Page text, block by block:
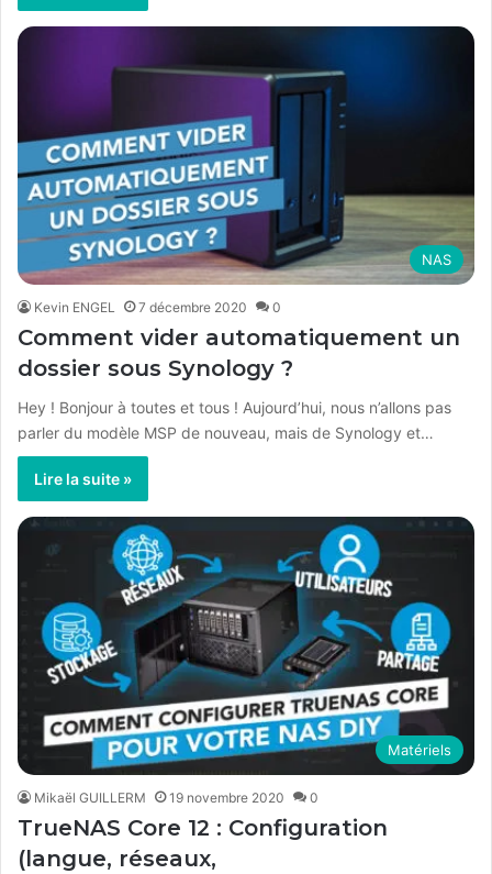
NAS
Kevin ENGEL 7 décembre 2020 0
Comment vider automatiquement un
dossier sous Synology ?
Hey ! Bonjour à toutes et tous ! Aujourd’hui, nous n’allons pas
parler du modèle MSP de nouveau, mais de Synology et…
Lire la suite »
Matériels
Mikaël GUILLERM 19 novembre 2020 0
TrueNAS Core 12 : Configuration
(langue, réseaux,